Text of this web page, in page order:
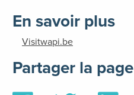
En savoir plus
Visitwapi.be
Partager la page